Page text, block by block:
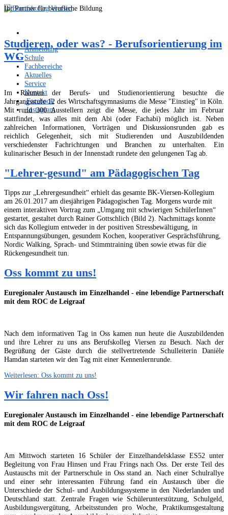
Ihr Partner für berufliche Bildung
Anmeldung
Schule
Fachbereiche
Aktuelles
Service
Kontakt
Facebook
Instagram
Studieren, oder was? - Berufsorientierung im
WG
Im Rahmen der Berufs- und Studienorientierung besuchte die
Jahrgangsstufe 12 des Wirtschaftsgymnasiums die Messe "Einstieg" in Köln.
Mit rund 300 Ausstellern zeigt die Messe, die jedes Jahr im Februar
stattfindet, was alles mit dem Abi (oder Fachabi) möglich ist. Neben
zahlreichen Informationen, Vorträgen und Diskussionsrunden gab es
reichlich Gelegenheit, sich mit Studierenden und Auszubildenden
verschiedenster Fachrichtungen und Branchen zu unterhalten. Ein
kulinarischer Besuch in der Innenstadt rundete den gelungenen Tag ab.
"Lehrer-gesund" am Pädagogischen Tag
Tipps zur „Lehrergesundheit“ erhielt das gesamte BK-Viersen-Kollegium
am 26.01.2017 am diesjährigen Pädagogischen Tag. Morgens wurde mit
einem interaktiven Vortrag zum „Umgang mit schwierigen SchülerInnen“
gestartet, gestaltet durch Rainer Gottschlich (Bild 2). Nachmittags konnte
sich das Kollegium entweder in der positiven Stressbewältigung, in
Entspannungsübungen, gesundem Kochen, kooperativer Gesprächsführung,
Nordic Walking, Sprach- und Stimmtraining üben sowie etwas für die
Rückengesundheit tun.
Oss kommt zu uns!
Euregionaler Austausch im Einzelhandel - eine lebendige Partnerschaft
mit dem ROC de Leigraaf
Nach dem informativen Tag in Oss kamen nun heute die Auszubildenden
und ihre Lehrer zu uns ans Berufskolleg Viersen zu Besuch. Nach der
Begrüßung der Gäste durch die stellvertretende Schulleiterin Danièle
Hamdan starteten wir den Tag mit einer Kennenlernrunde.
Weiterlesen: Oss kommt zu uns!
Wir fahren nach Oss!
Euregionaler Austausch im Einzelhandel - eine lebendige Partnerschaft
mit dem ROC de Leigraaf
Am Mittwoch starteten 16 Schüler der Einzelhandelsklasse ES52 unter
Begleitung von Frau Hinsen und Frau Frings nach Oss. Der erste Teil des
Austauschs mit der Partnerschule in Oss stand an. Nach einer Schulrallye
und einer sehr interessanten Führung fand ein Austausch über die
Unterschiede der Schul- und Ausbildungssysteme in den Niederlanden und
Deutschland statt. Zentrale Fragen wie Schülerunterstützung, Schulgeld,
Ausbildungsvergütung, Arbeitsstunden pro Woche, Praktikumsgestaltung